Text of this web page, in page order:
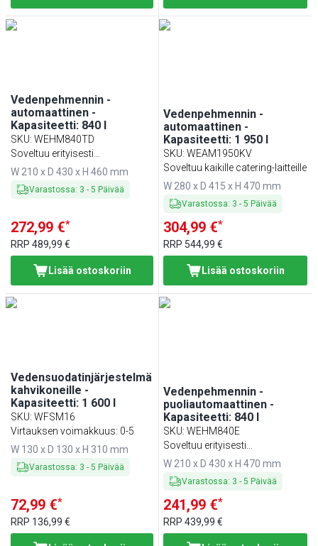
Vedenpehmennin -
automaattinen -
Kapasiteetti: 840 l
SKU: WEHM840TD
Soveltuu erityisesti
kahvinkeittimiin
W 210 x D 430 x H 460 mm
Varastossa: 3 - 5 Päivää
272,99 €*
RRP 489,99 €
Lisää ostoskoriin
Vedenpehmennin -
automaattinen -
Kapasiteetti: 1 950 l
SKU:WEAM1950KV
Soveltuu kaikille catering-laitteille
W 280 x D 415 x H 470 mm
Varastossa: 3 -5 Päivää
304,99 €*
RRP 544,99 €
Lisää ostoskoriin
Vedensuodatinjärjestelmä
kahvikoneille -
Kapasiteetti: 1 600 l
SKU: WFSM16
Virtauksen voimakkuus: 0-5
W 130 x D 130 x H 310 mm
Varastossa: 3 - 5 Päivää
72,99 €*
RRP 136,99 €
Vedenpehmennin -
puoliautomaattinen -
Kapasiteetti: 840 l
SKU:WEHM840E
Soveltuu erityisesti
kahvinkeittimiin
W 210 x D 430 x H 470 mm
Varastossa: 3 -5 Päivää
241,99 €*
RRP439,99 €